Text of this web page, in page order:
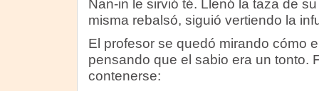
Nan-in le sirvió té. Llenó la taza de
misma rebalsó, siguió vertiendo la
El profesor se quedó mirando cómo
pensando que el sabio era un tonto.
contenerse: